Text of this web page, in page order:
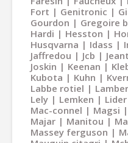
Fort
Genitronic
Gourdon
Gregoire
Hardi
Hesston
Husqvarna
Idass
Jaffredou
Jcb
Joskin
Keenan
Kubota
Kuhn
Labbe rotiel
Lely
Lemken Lider
Mac-connel
Magsi
Majar
Manitou
Massey ferguson